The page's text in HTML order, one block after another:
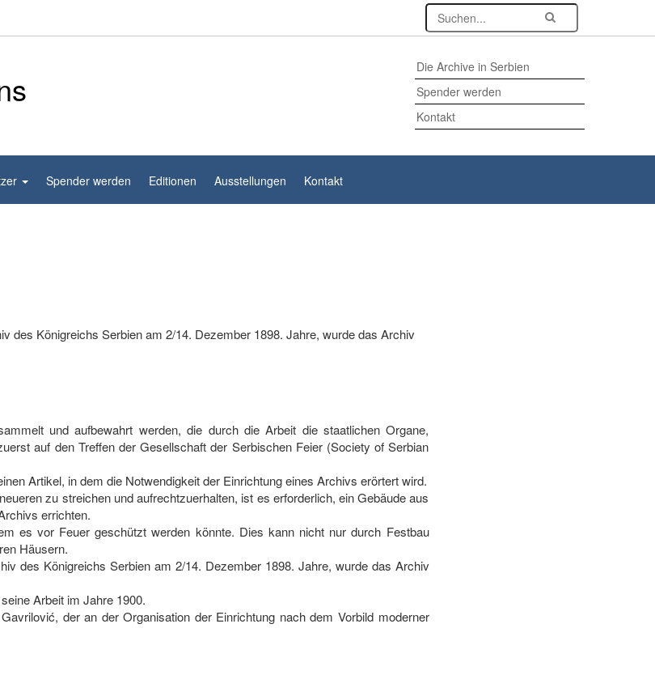
Die Archive in Serbien
Spender werden
Kontakt
Spender werden Editionen Ausstellungen Kontakt
des Königreichs Serbien am 2/14. Dezember 1898. Jahre, wurde das Archiv
und aufbewahrt werden, die durch die Arbeit die staatlichen Organe,
auf den Treffen der Gesellschaft der Serbischen Feier (Society of Serbian
Artikel, in dem die Notwendigkeit der Einrichtung eines Archivs erörtert wird.
zu streichen und aufrechtzuerhalten, ist es erforderlich, ein Gebäude aus
errichten.
es vor Feuer geschützt werden könnte. Dies kann nicht nur durch Festbau
Häusern.
des Königreichs Serbien am 2/14. Dezember 1898. Jahre, wurde das Archiv
Arbeit im Jahre 1900.
der an der Organisation der Einrichtung nach dem Vorbild moderner